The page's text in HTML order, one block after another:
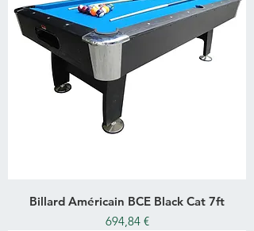
Billard Américain BCE Black Cat 7ft
Prix
694,84 €